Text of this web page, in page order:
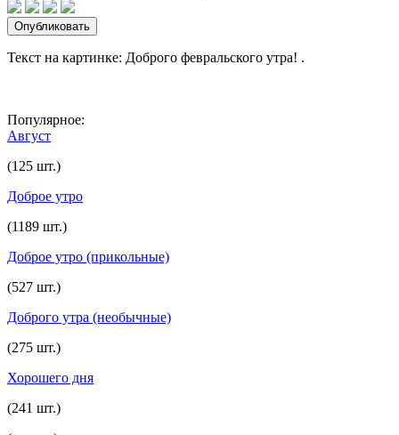
Текст на картинке: Доброго февральского утра! .
Популярное:
Август
(125 шт.)
Доброе утро
(1189 шт.)
Доброе утро (прикольные)
(527 шт.)
Доброго утра (необычные)
(275 шт.)
Хорошего дня
(241 шт.)